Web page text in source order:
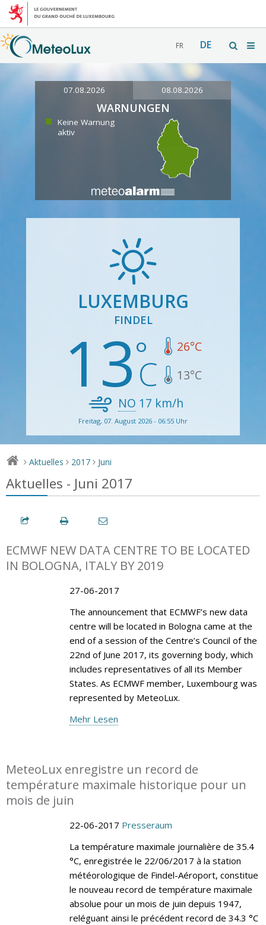
FR DE
07.08.2026 08.08.2026
WARNUNGEN
Keine Warnung
aktiv
LUXEMBURG
FINDEL
13 26°C
13°C
NO 17 km/h
Freitag, 07. August 2026 - 06:55 Uhr
> Aktuelles > 2017 > Juni
Aktuelles - Juni 2017
ECMWF NEW DATA CENTRE TO BE LOCATED
IN BOLOGNA, ITALY BY 2019
27-06-2017
The announcement that ECMWF’s new data
centre will be located in Bologna came at the
end of a session of the Centre’s Council of the
22nd of June 2017, its governing body, which
includes representatives of all its Member
States. As ECMWF member, Luxembourg was
represented by MeteoLux.
Mehr Lesen
MeteoLux enregistre un record de
température maximale historique pour un
mois de juin
22-06-2017 Presseraum
La température maximale journalière de 35.4
°C, enregistrée le 22/06/2017 à la station
météorologique de Findel-Aéroport, constitue
le nouveau record de température maximale
absolue pour un mois de juin depuis 1947,
reléguant ainsi le précédent record de 34.3 °C